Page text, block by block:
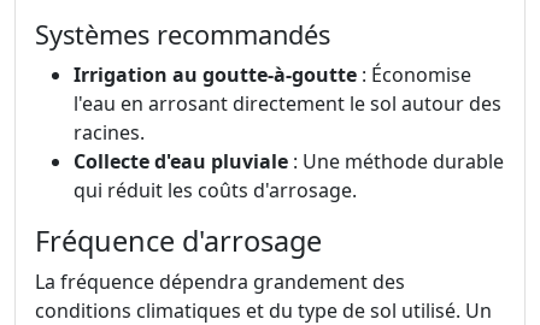
Systèmes recommandés
Irrigation au goutte-à-goutte : Économise
l'eau en arrosant directement le sol autour des
racines.
Collecte d'eau pluviale : Une méthode durable
qui réduit les coûts d'arrosage.
Fréquence d'arrosage
La fréquence dépendra grandement des
conditions climatiques et du type de sol utilisé. Un